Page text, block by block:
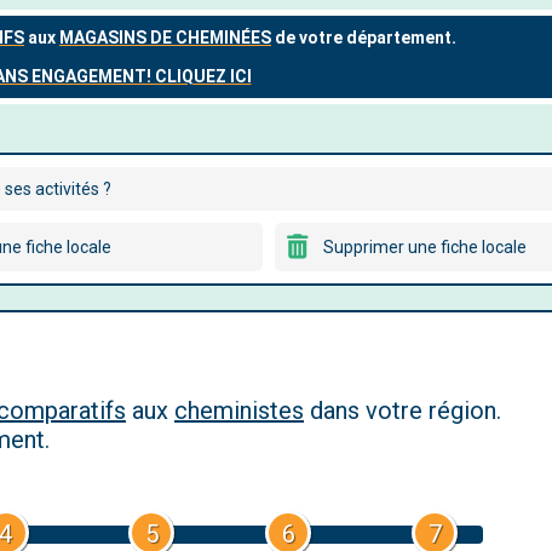
activités ?
fiche locale Supprimer une fiche locale
aux cheministes dans votre région.
4 5 6 7